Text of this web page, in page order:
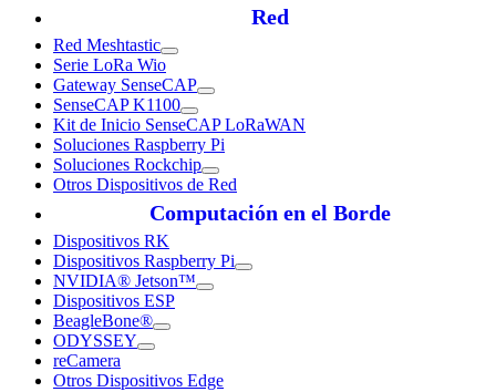
Red
Red Meshtastic
Serie LoRa Wio
Gateway SenseCAP
SenseCAP K1100
Kit de Inicio SenseCAP LoRaWAN
Soluciones Raspberry Pi
Soluciones Rockchip
Otros Dispositivos de Red
Computación en el Borde
Dispositivos RK
Dispositivos Raspberry Pi
NVIDIA® Jetson™
Dispositivos ESP
BeagleBone®
ODYSSEY
reCamera
Otros Dispositivos Edge